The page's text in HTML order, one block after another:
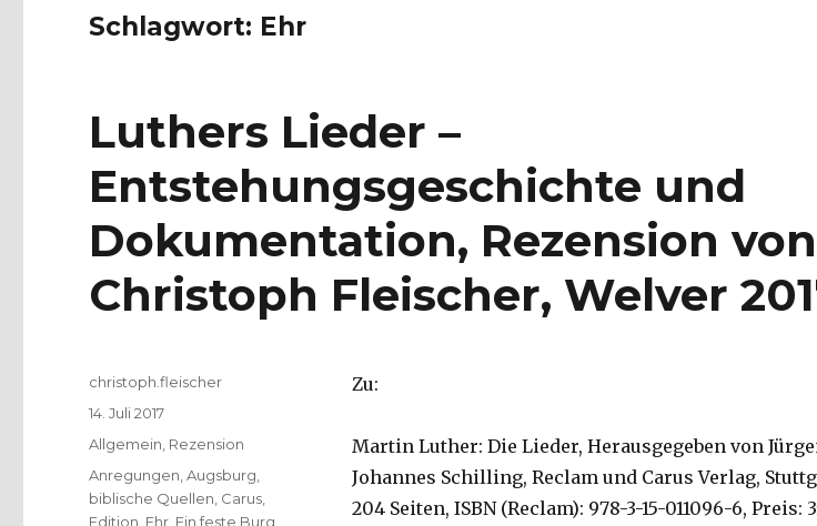
Schlagwort: Ehr
Luthers Lieder –
Entstehungsgeschichte und
Dokumentation, Rezension von
Christoph Fleischer, Welver
Zu:
Martin Luther: Die Lieder, Herausgegeben von
Johannes Schilling, Reclam und Carus Verlag,
204 Seiten, ISBN (Reclam): 978-3-15-011096-6, Preis:
Autor
christoph.fleischer
Veröffentlicht
am
14. Juli 2017
Kategorien
Allgemein Rezension
Schlagwörter
Anregungen ,Augsburg
biblische Quellen Carus
Edition Ehr Ein feste Burg